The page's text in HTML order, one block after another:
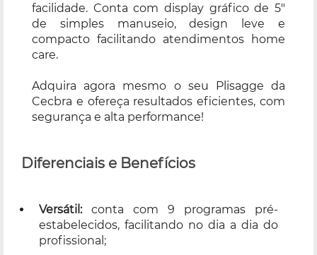
facilidade. Conta com display gráfico de 5"
de simples manuseio, design leve e
compacto facilitando atendimentos home
care.
Adquira agora mesmo o seu Plisagge da
Cecbra e ofereça resultados eficientes, com
segurança e alta performance!
Diferenciais e Benefícios
Versátil:conta com 9 programas pré-
estabelecidos, facilitando no dia a dia do
profissional;